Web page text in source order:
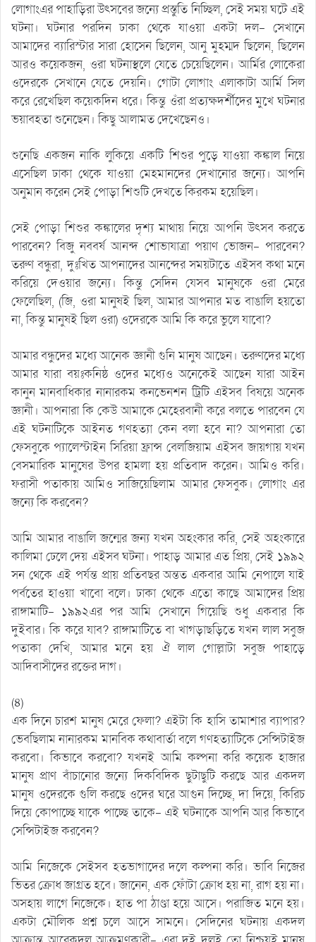
লোগাংএর পাহাড়িরা উৎসবের জন্যে প্রস্তুতি নিচ্ছিল, সেই সময় ঘটে এই
ঘটনা। ঘটনার পরদিন ঢাকা থেকে যাওয়া একটা দল- সেখানে
আমাদের ব্যারিস্টার সারা হোসেন ছিলেন, আনু মুহম্মদ ছিলেন, ছিলেন
আরও কয়েকজন, ওরা ঘটনাস্থলে যেতে চেয়েছিলেন। আর্মির লোকেরা
ওদেরকে সেখানে যেতে দেয়নি। গোটা লোগাং এলাকাটা আর্মি সিল
করে রেখেছিল কয়েকদিন ধরে। কিন্তু ওঁরা প্রত্যক্ষদর্শীদের মুখে ঘটনার
ভয়াবহতা শুনেছেন। কিছু আলামত দেখেছেনও।
শুনেছি একজন নাকি লুকিয়ে একটি শিশুর পুড়ে যাওয়া কঙ্কাল নিয়ে
এসেছিল ঢাকা থেকে যাওয়া মেহমানদের দেখানোর জন্যে। আপনি
অনুমান করেন সেই পোড়া শিশুটি দেখতে কিরকম হয়েছিল।
সেই পোড়া শিশুর কঙ্কালের দৃশ্য মাথায় নিয়ে আপনি উৎসব করতে
পারবেন? বিজু নববর্ষ আনন্দ শোভাযাত্রা পয়াণ ভোজন- পারবেন?
তরুণ বন্ধুরা, দুঃখিত আপনাদের আনন্দের সময়টাতে এইসব কথা মনে
করিয়ে দেওয়ার জন্যে। কিন্তু সেদিন যেসব মানুষকে ওরা মেরে
ফেলেছিল, (জি, ওরা মানুষই ছিল, আমার আপনার মত বাঙালি হয়তো
না, কিন্তু মানুষই ছিল ওরা) ওদেরকে আমি কি করে ভুলে যাবো?
আমার বন্ধুদের মধ্যে আনেক জ্ঞানী গুনি মানুষ আছেন। তরুণদের মধ্যে
আমার যারা বয়ঃকনিষ্ঠ ওদের মধ্যেও অনেকেই আছেন যারা আইন
কানুন মানবাধিকার নানারকম কনভেনশন ট্রিটি এইসব বিষয়ে অনেক
জ্ঞানী। আপনারা কি কেউ আমাকে মেহেরবানী করে বলতে পারবেন যে
এই ঘটনাটিকে আইনত গণহত্যা কেন বলা হবে না? আপনারা তো
ফেসবুকে প্যালেস্টাইন সিরিয়া ফ্রান্স বেলজিয়াম এইসব জায়গায় যখন
বেসমারিক মানুষের উপর হামলা হয় প্রতিবাদ করেন। আমিও করি।
ফরাসী পতাকায় আমিও সাজিয়েছিলাম আমার ফেসবুক। লোগাং এর
জন্যে কি করবেন?
আমি আমার বাঙালি জন্মের জন্য যখন অহংকার করি, সেই অহংকারে
কালিমা ঢেলে দেয় এইসব ঘটনা। পাহাড় আমার এত প্রিয়, সেই ১৯৯২
সন থেকে এই পর্যন্ত প্রায় প্রতিবছর অন্তত একবার আমি নেপালে যাই
পর্বতের হাওয়া খাবো বলে। ঢাকা থেকে এতো কাছে আমাদের প্রিয়
রাঙ্গামাটি- ১৯৯২এর পর আমি সেখানে গিয়েছি শুধু একবার কি
দুইবার। কি করে যাব? রাঙ্গামাটিতে বা খাগড়াছড়িতে যখন লাল সবুজ
পতাকা দেখি, আমার মনে হয় ঐ লাল গোল্লাটা সবুজ পাহাড়ে
আদিবাসীদের রক্তের দাগ।
(৪)
এক দিনে চারশ মানুষ মেরে ফেলা? এইটা কি হাসি তামাশার ব্যাপার?
ভেবছিলাম নানারকম মানবিক কথাবার্তা বলে গণহত্যাটিকে সেন্সিটাইজ
করবো। কিভাবে করবো? যখনই আমি কল্পনা করি কয়েক হাজার
মানুষ প্রাণ বাঁচানোর জন্যে দিকবিদিক ছুটাছুটি করছে আর একদল
মানুষ ওদেরকে গুলি করছে ওদের ঘরে আগুন দিচ্ছে, দা দিয়ে, কিরিচ
দিয়ে কোপাচ্ছে যাকে পাচ্ছে তাকে- এই ঘটনাকে আপনি আর কিভাবে
সেন্সিটাইজ করবেন?
আমি নিজেকে সেইসব হতভাগাদের দলে কল্পনা করি। ভাবি নিজের
ভিতর ক্রোধ জাগ্রত হবে। জানেন, এক ফোঁটা ক্রোধ হয় না, রাগ হয় না।
অসহায় লাগে নিজেকে। হাত পা ঠাণ্ডা হয়ে আসে। পরাজিত মনে হয়।
একটা মৌলিক প্রশ্ন চলে আসে সামনে। সেদিনের ঘটনায় একদল